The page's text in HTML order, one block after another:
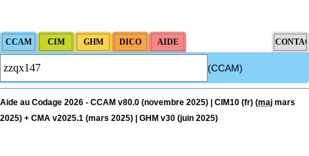
(CCAM)
Aide au Codage 2026 - CCAM v80.0 (novembre 2025) | CIM10 (fr) (maj mars
2025) + CMA v2025.1 (mars 2025) | GHM v30 (juin 2025)